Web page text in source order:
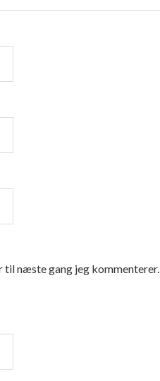
til næste gang jeg kommenterer.